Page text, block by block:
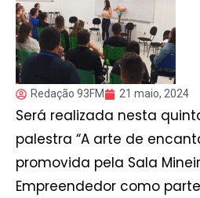
Redação 93FM 21 maio, 2024
Será realizada nesta
palestra “A arte de
promovida pela Sala
Empreendedor como